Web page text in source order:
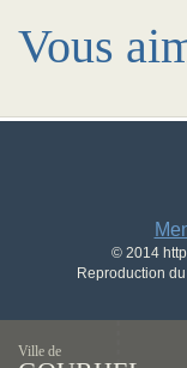
Vous
© 2014
Reproduction
Ville de